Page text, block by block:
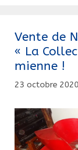
Vente de
« La
mienne !
23 octobre 2020